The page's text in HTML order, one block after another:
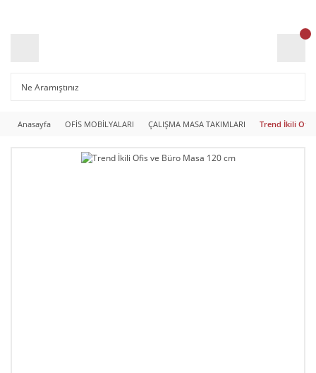
Anasayfa OFİS MOBİLYALARI ÇALIŞMA MASA TAKIMLARI Trend İkili Ofis